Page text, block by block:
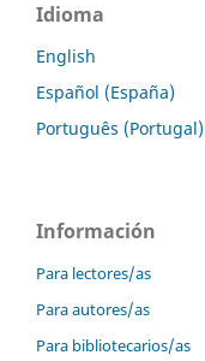
Idioma
English
Español (España)
Português (Portugal)
Información
Para lectores/as
Para autores/as
Para bibliotecarios/as